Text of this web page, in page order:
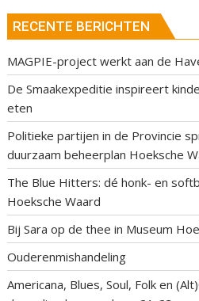
RECENTE BERICHTEN
MAGPIE-project werkt aan de
De Smaakexpeditie inspireert
eten
Politieke partijen in de Provincie
duurzaam beheerplan Hoeksche
The Blue Hitters: dé honk- en
Hoeksche Waard
Bij Sara op de thee in Museum
Ouderenmishandeling
Americana, Blues, Soul, Folk en